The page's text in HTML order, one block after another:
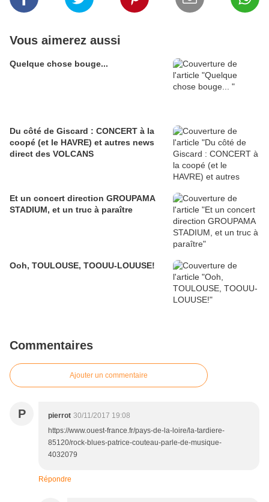
Vous aimerez aussi
Quelque chose bouge...
Du côté de Giscard : CONCERT à la
coopé (et le HAVRE) et autres news
direct des VOLCANS
Et un concert direction GROUPAMA
STADIUM, et un truc à paraître
Ooh, TOULOUSE, TOOUU-LOUUSE!
Commentaires
Ajouter un commentaire
P pierrot 30/11/2017 19:08
https://www.ouest-france.fr/pays-de-la-loire/la-tardiere-
85120/rock-blues-patrice-couteau-parle-de-musique-
4032079
Répondre